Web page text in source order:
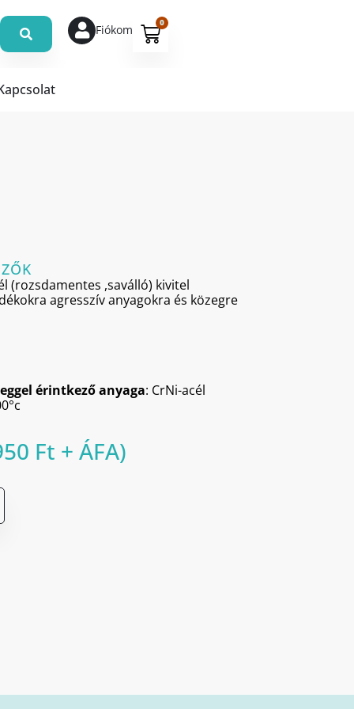
Fiókom
0
(rozsdamentes ,saválló) kivitel
agresszív anyagokra és közegre
érintkező anyaga: CrNi-acél
Ft + ÁFA)